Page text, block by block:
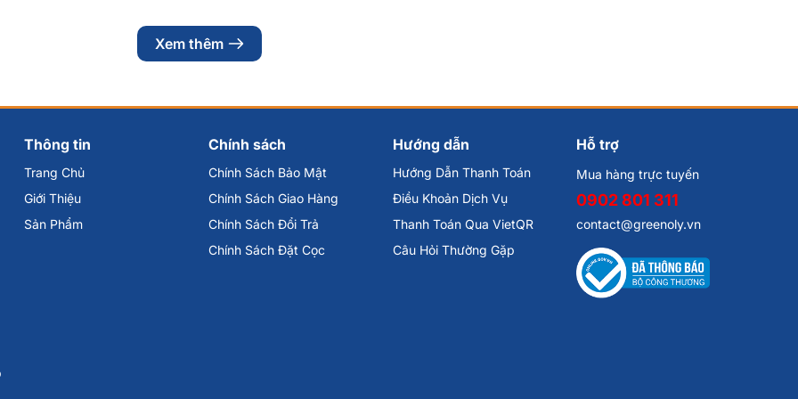
Xem thêm
Thông tin
Trang Chủ
Giới Thiệu
Sản Phẩm
Chính sách
Chính Sách Bảo Mật
Chính Sách Giao Hàng
Chính Sách Đổi Trả
Chính Sách Đặt Cọc
Hướng dẫn
Hướng Dẫn Thanh Toán
Điều Khoản Dịch Vụ
Thanh Toán Qua VietQR
Câu Hỏi Thường Gặp
Hỗ trợ
Mua hàng trực tuyến
0902 801 311
contact@greenoly.vn